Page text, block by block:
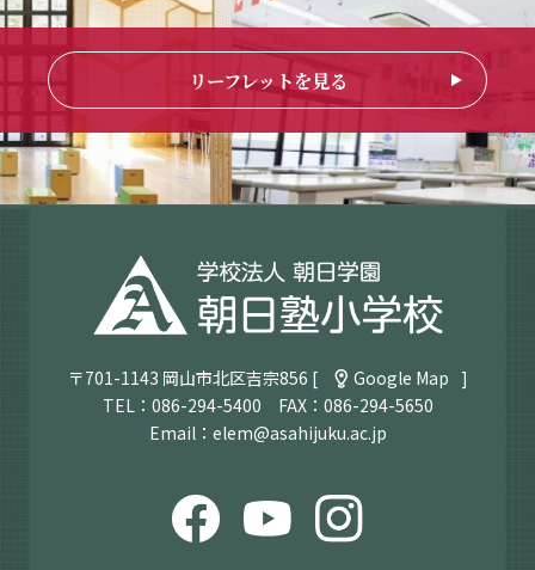
リーフレットを見る
〒701-1143 岡山市北区吉宗856 [ Google Map ]
TEL： 086-294-5400 FAX：086-294-5650
Email： elem@asahijuku.ac.jp